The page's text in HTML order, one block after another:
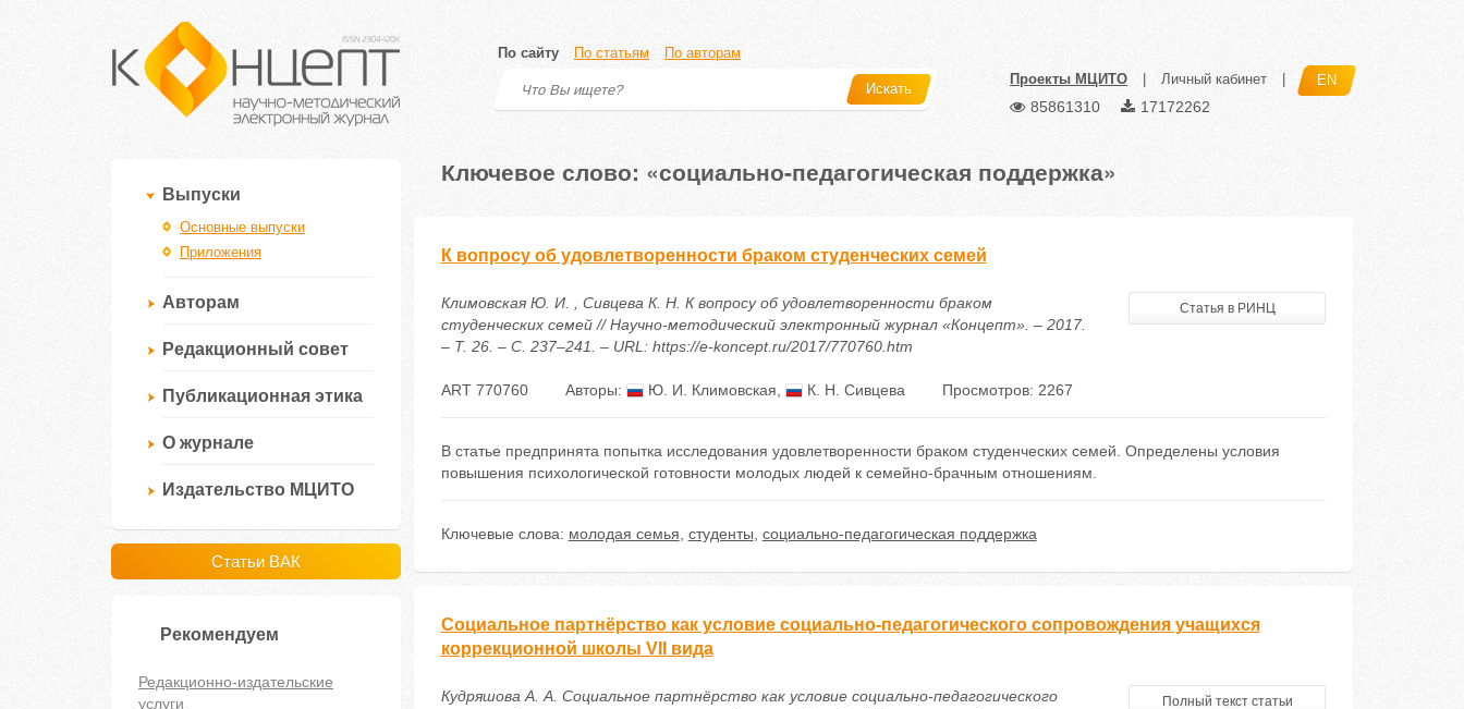
По сайту По статьям По авторам
Искать
Проекты МЦИТО Личный кабинет EN
85861310 17172262
Выпуски
Основные выпуски
Приложения
Авторам
Редакционный совет
Публикационная этика
О журнале
Издательство МЦИТО
Статьи ВАК
Рекомендуем
Редакционно-издательские
услуги
Ключевое слово: «социально-педагогическая поддержка»
К вопросу об удовлетворенности браком студенческих семей
Климовская Ю. И. , Сивцева К. Н. К вопросу об удовлетворенности браком
студенческих семей // Научно-методический электронный журнал «Концепт». – 2017.
– Т. 26. – С. 237–241. – URL: https://e-koncept.ru/2017/770760.htm
Статья в РИНЦ
ART 770760 Авторы: Ю. И. Климовская К. Н. Сивцева Просмотров: 2267
В статье предпринята попытка исследования удовлетворенности браком студенческих семей. Определены условия
повышения психологической готовности молодых людей к семейно-брачным отношениям.
Ключевые слова: молодая семья студенты социально-педагогическая поддержка
Социальное партнёрство как условие социально-педагогического сопровождения учащихся
коррекционной школы VII вида
Кудряшова А. А. Социальное партнёрство как условие социально-педагогического
Полный текст статьи